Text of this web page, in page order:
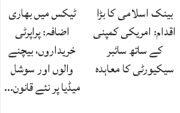
بینک اسلامی کا بڑا
اقدام: امریکی کمپنی
کے ساتھ سائبر
سیکیورٹی کا معاہدہ
ٹیکس میں بھاری
اضافہ: پراپرٹی
خریداروں، بیچنے
والوں اور سوشل
میڈیا پر نئے قانون…